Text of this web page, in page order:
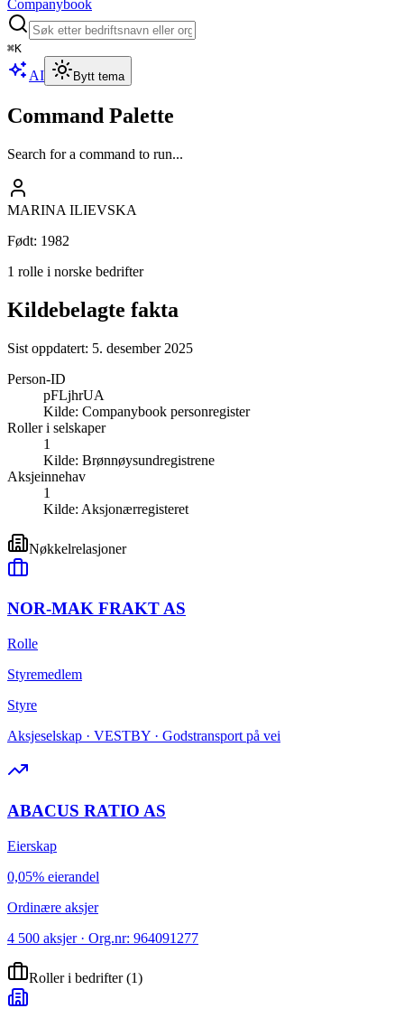
Companybook
⌘K
AI Bytt tema
Command Palette
Search for a command to run...
MARINA ILIEVSKA
Født: 1982
1 rolle i norske bedrifter
Kildebelagte fakta
Sist oppdatert: 5. desember 2025
Person-ID
pFLjhrUA
Kilde: Companybook personregister
Roller i selskaper
1
Kilde: Brønnøysundregistrene
Aksjeinnehav
1
Kilde: Aksjonærregisteret
Nøkkelrelasjoner
NOR-MAK FRAKT AS
Rolle
Styremedlem
Styre
Aksjeselskap · VESTBY · Godstransport på vei
ABACUS RATIO AS
Eierskap
0,05% eierandel
Ordinære aksjer
4 500 aksjer · Org.nr: 964091277
Roller i bedrifter(1)